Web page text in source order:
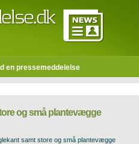
en pressemeddelelse
og små plantevægge
samt store og små plantevægge